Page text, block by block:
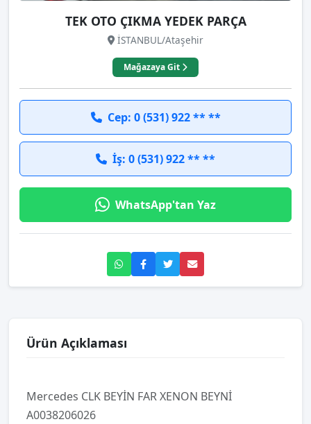
TEK OTO ÇIKMA YEDEK PARÇA
İSTANBUL/Ataşehir
Mağazaya Git
Cep: 0 (531) 922 ** **
İş: 0 (531) 922 ** **
WhatsApp'tan Yaz
Ürün Açıklaması
Mercedes CLK BEYİN FAR XENON BEYNİ
A0038206026